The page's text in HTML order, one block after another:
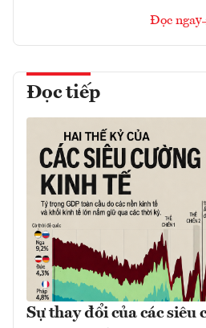
Đọc ngay
Đọc tiếp
Sự thay đổi của các siêu